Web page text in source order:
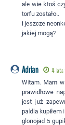
ale wie ktoś
torfu zostało..
i jeszcze
jakiej mogą?
Adrian 4 lata
Witam. Mam
prawidłowe
jest już
paldla kupiłem
glonojad 5